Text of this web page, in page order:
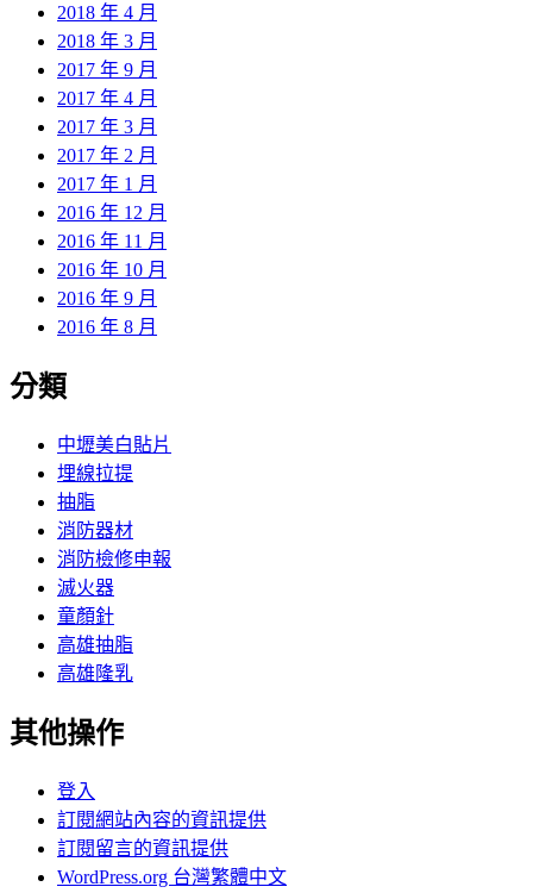
2018 年 4 月
2018 年 3 月
2017 年 9 月
2017 年 4 月
2017 年 3 月
2017 年 2 月
2017 年 1 月
2016 年 12 月
2016 年 11 月
2016 年 10 月
2016 年 9 月
2016 年 8 月
分類
中壢美白貼片
埋線拉提
抽脂
消防器材
消防檢修申報
滅火器
童顏針
高雄抽脂
高雄隆乳
其他操作
登入
訂閱網站內容的資訊提供
訂閱留言的資訊提供
WordPress.org 台灣繁體中文